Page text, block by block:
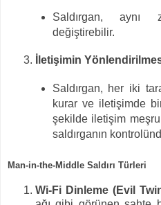
Saldırgan, aynı
değiştirebilir.
İletişimin
Saldırgan, her iki
kurar ve iletişimde
şekilde iletişim
saldırganın
Man-in-the-Middle Saldırı Türleri
Wi-Fi Dinleme (Evil